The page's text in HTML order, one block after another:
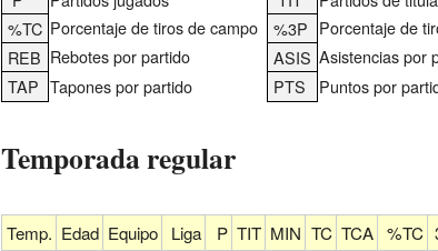
%TC Porcentaje de tiros de campo %3P Porcentaje de
REB Rebotes por partido ASIS Asistencias por
TAP Tapones por partido PTS Puntos por
Temporada regular
Temp. Edad Equipo Liga P TIT MIN TC TCA %TC